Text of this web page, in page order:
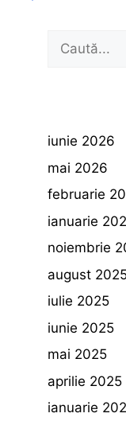
Caută
iunie 2026
mai 2026
februarie
ianuarie
noiembrie
august
iulie 2025
iunie 2025
mai 2025
aprilie 2025
ianuarie